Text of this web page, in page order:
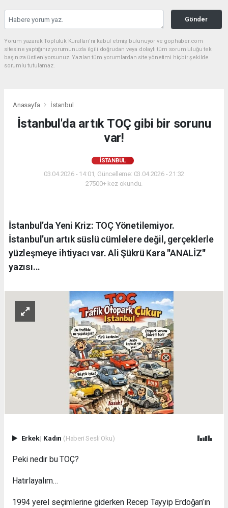
Gönder
Yorum yazarak Topluluk Kuralları’nı kabul etmiş bulunuyor ve gophaber.com
sitesine yaptığınız yorumunuzla ilgili doğrudan veya dolaylı tüm sorumluluğu tek
başınıza üstleniyorsunuz. Yazılan tüm yorumlardan site yönetimi hiçbir şekilde
sorumlu tutulamaz.
Anasayfa İstanbul
İstanbul'da artık TOÇ gibi bir sorunu
var!
İSTANBUL
03.04.2026 - 14:01, Güncelleme: 03.04.2026 - 21:32
27500+ kez okundu.
İstanbul’da Yeni Kriz: TOÇ Yönetilemiyor.
İstanbul’un artık süslü cümlelere değil, gerçeklerle
yüzleşmeye ihtiyacı var. Ali Şükrü Kara ''ANALİZ''
yazısı...
Erkek| Kadın (Haberi Sesli Oku)
Peki nedir bu TOÇ?
Hatırlayalım…
1994 yerel seçimlerine giderken Recep Tayyip Erdoğan’ın